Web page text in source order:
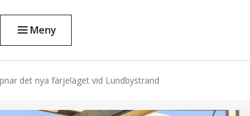
Meny
det nya färjeläget vid Lundbystrand